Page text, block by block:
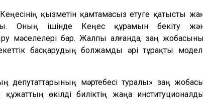
қызметін қамтамасыз етуге қатысты
Оның ішінде Кеңес құрамын бекіту
мәселелері бар. Жалпы алғанда, заң
басқарудың болжамды әрі тұрақты
депутаттарының мәртебесі туралы» заң
өкілді биліктің жаңа